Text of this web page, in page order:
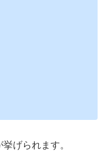
げられます。